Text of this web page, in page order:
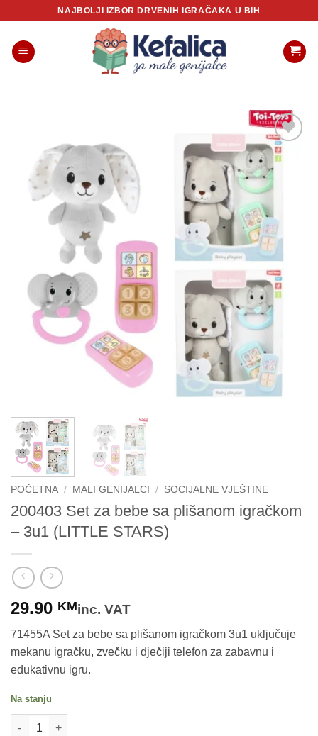
content
NAJBOLJI IZBOR DRVENIH IGRAČAKA U BIH
Sačuvaj
proizvod
POČETNA / MALI GENIJALCI / SOCIJALNE VJEŠTINE
200403 Set za bebe sa plišanom igračkom
– 3u1 (LITTLE STARS)
29.90 KMinc. VAT
71455A Set za bebe sa plišanom igračkom 3u1 uključuje
mekanu igračku, zvečku i dječiji telefon za zabavnu i
edukativnu igru.
Na stanju
200403 Set za bebe sa plišanom igračkom - 3u1 (LITTLE